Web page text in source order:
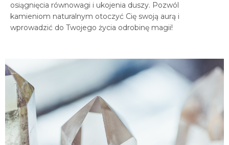
osiągnięcia równowagi i ukojenia duszy. Pozwól
kamieniom naturalnym otoczyć Cię swoją aurą i
wprowadzić do Twojego życia odrobinę magii!